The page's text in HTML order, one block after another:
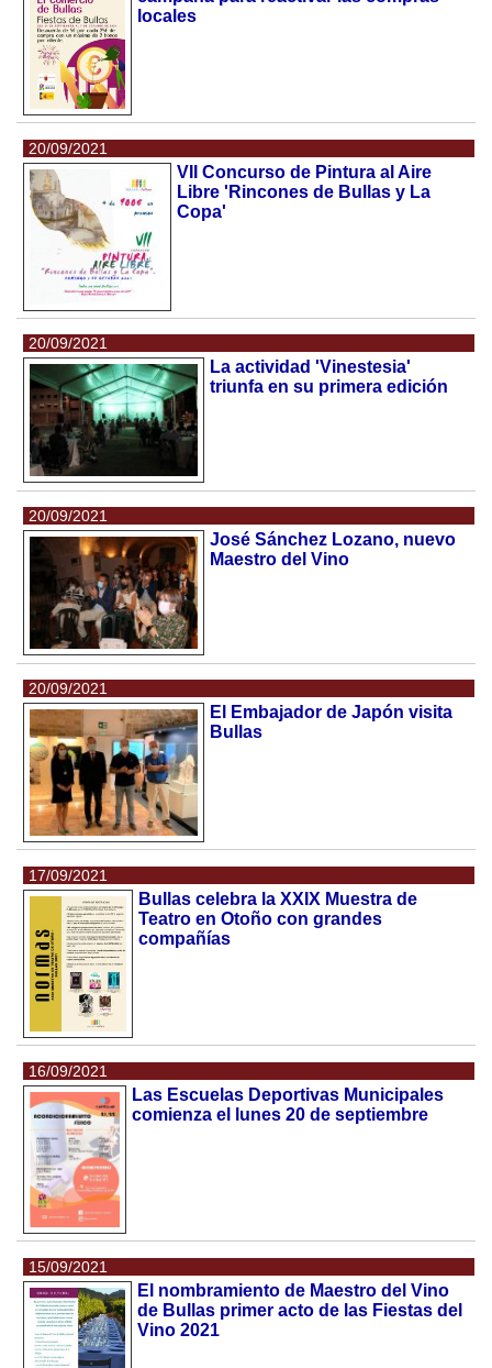
locales
20/09/2021
VII Concurso de Pintura al Aire
Libre 'Rincones de Bullas y La
Copa'
20/09/2021
La actividad 'Vinestesia'
triunfa en su primera edición
20/09/2021
José Sánchez Lozano, nuevo
Maestro del Vino
20/09/2021
El Embajador de Japón visita
Bullas
17/09/2021
Bullas celebra la XXIX Muestra de
Teatro en Otoño con grandes
compañías
16/09/2021
Las Escuelas Deportivas Municipales
comienza el lunes 20 de septiembre
15/09/2021
El nombramiento de Maestro del Vino
de Bullas primer acto de las Fiestas del
Vino 2021